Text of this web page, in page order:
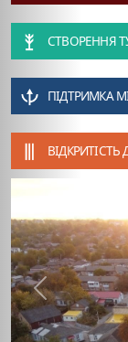
СТВОРЕННЯ
ПІДТРИМКА
Previous